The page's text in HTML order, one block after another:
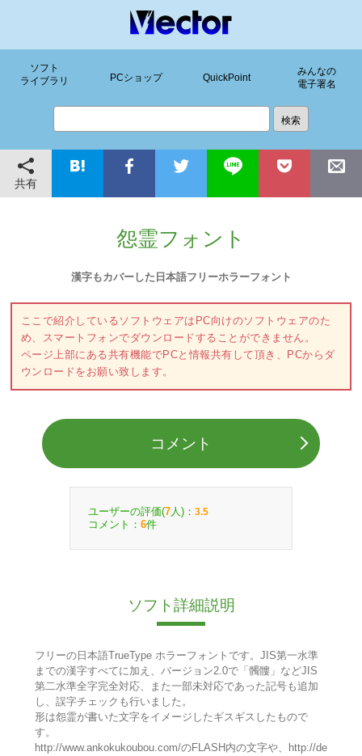
ソフト
ライブラリ
PCショップ QuickPoint
みんなの
電子署名
共有
怨霊フォント
漢字もカバーした日本語フリーホラーフォント
ここで紹介しているソフトウェアはPC向けのソフトウェアのた
め、スマートフォンでダウンロードすることができません。
ページ上部にある共有機能でPCと情報共有して頂き、PCからダ
ウンロードをお願い致します。
コメント
ユーザーの評価(7 人)： 3.5
コメント： 6件
ソフト詳細説明
フリーの日本語TrueType ホラーフォントです。JIS第一水準
までの漢字すべてに加え、バージョン2.0で「髑髏」などJIS
第二水準全字完全対応、また一部未対応であった記号も追加
し、誤字チェックも行いました。
形は怨霊が書いた文字をイメージしたギスギスしたもので
す。
http://www.ankokukoubou.com/のFLASH内の文字や、http://de